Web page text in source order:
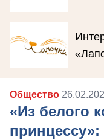
Общество
«Из белого